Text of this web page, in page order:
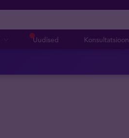
Uudised Konsultatsioon